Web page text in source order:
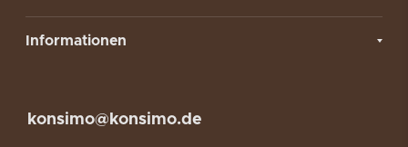
Informationen
konsimo@konsimo.de